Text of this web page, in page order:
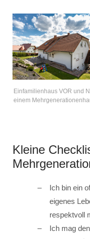
Einfamilienhaus VOR und
einem
Kleine
Ich bin ein
eigenes
respektvoll
Ich mag